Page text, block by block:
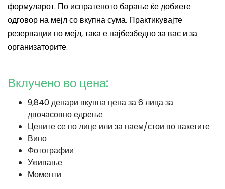
формуларот. По испратеното барање ќе добиете
одговор на мејл со вкупна сума. Практикувајте
резервации по мејл, така е најбезбедно за вас и за
организаторите.
Вклучено во цена:
9,840 денари вкупна цена за 6 лица за
двочасовно едрење
Цените се по лице или за наем/стои во пакетите
Вино
Фотографии
Уживање
Моменти